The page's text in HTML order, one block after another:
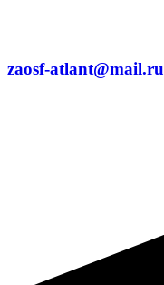
zaosf-atlant@mail.ru